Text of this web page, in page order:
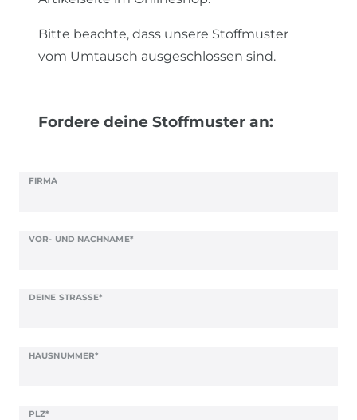
Bitte beachte, dass unsere Stoffmuster
vom Umtausch ausgeschlossen sind.
Fordere deine Stoffmuster an:
FIRMA
VOR- UND NACHNAME*
DEINE STRASSE*
HAUSNUMMER*
PLZ*